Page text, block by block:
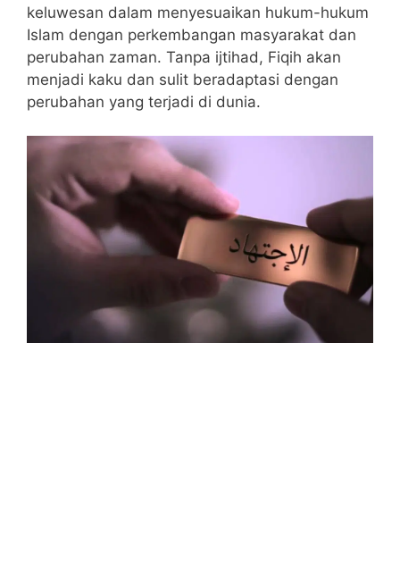
keluwesan dalam menyesuaikan hukum-hukum
Islam dengan perkembangan masyarakat dan
perubahan zaman. Tanpa ijtihad, Fiqih akan
menjadi kaku dan sulit beradaptasi dengan
perubahan yang terjadi di dunia.